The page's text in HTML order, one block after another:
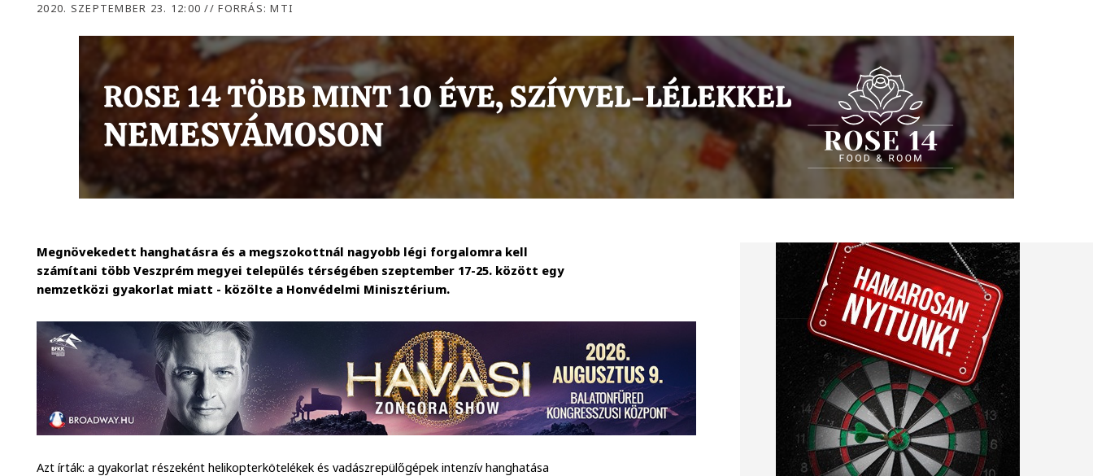
2020. SZEPTEMBER 23. 12:00// FORRÁS: MTI
Megnövekedett hanghatásra és a megszokottnál nagyobb légi forgalomra kell
számítani több Veszprém megyei település térségében szeptember 17-25. között egy
nemzetközi gyakorlat miatt - közölte a Honvédelmi Minisztérium.
Azt írták: a gyakorlat részeként helikopterkötelékek és vadászrepülőgépek intenzív hanghatása